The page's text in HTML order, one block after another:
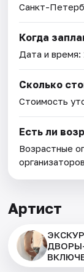
Санкт-
Когда
Дата и время:
Сколько
Стоимость
Есть ли
Возрастные
Артист